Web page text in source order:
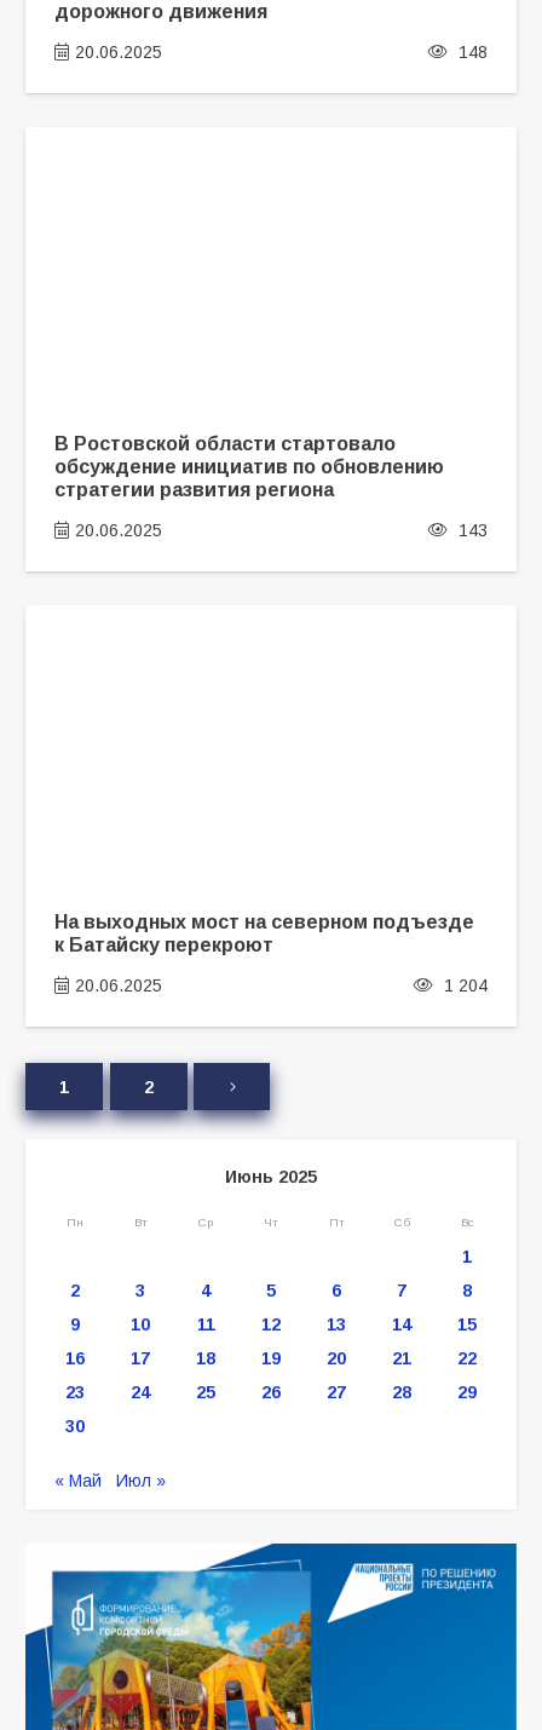
дорожного движения
20.06.2025 148
В Ростовской области стартовало
обсуждение инициатив по обновлению
стратегии развития региона
20.06.2025 143
На выходных мост на северном подъезде
к Батайску перекроют
20.06.2025 1 204
1 2
Июнь 2025
Пн Вт Ср Чт Пт Сб Вс
1
2
3 4 5 6 7
8
9
10 11 12 13 14
15
16
17 18 19 20 21
22
23
24 25 26 27 28
29
30
« Май Июл »